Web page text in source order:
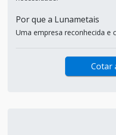
Por que a Lunametais
Uma empresa reconhecida e
Cotar